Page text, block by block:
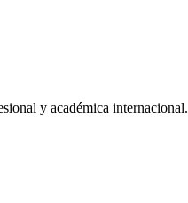
y académica internacional.